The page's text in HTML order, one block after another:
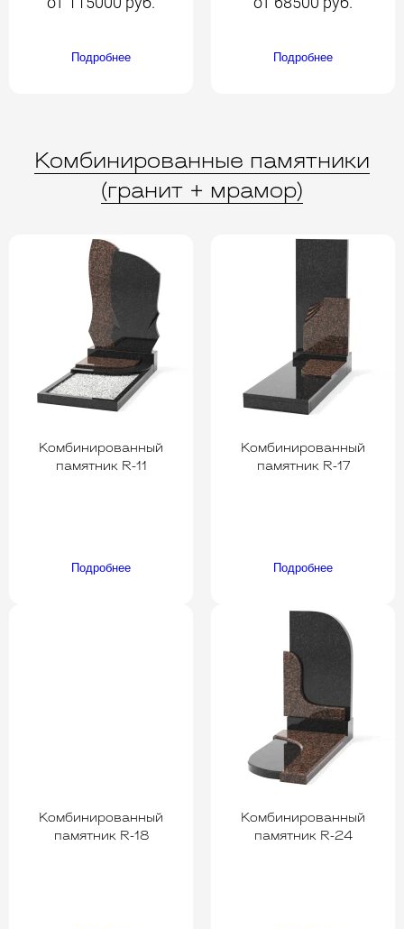
Подробнее Подробнее
Комбинированные памятники
(гранит + мрамор)
Комбинированный
памятник R-11
Подробнее
Комбинированный
памятник R-17
Подробнее
Комбинированный
памятник R-18
Комбинированный
памятник R-24